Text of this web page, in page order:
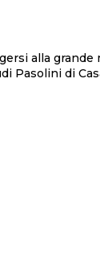
alla grande
Casarsa (PN).